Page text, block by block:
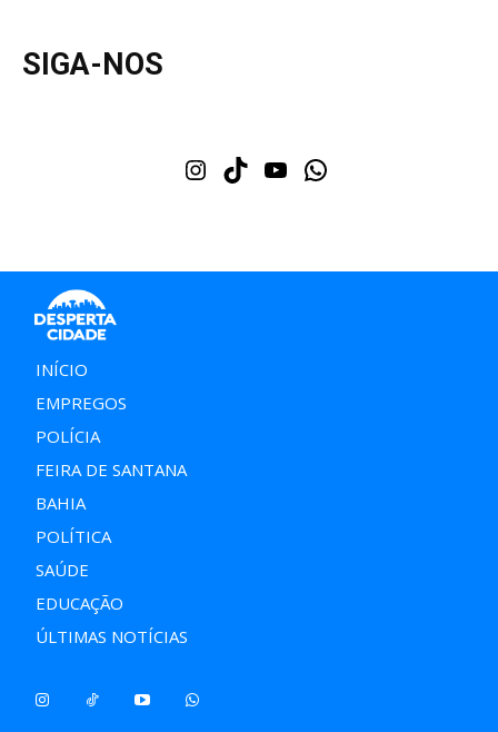
SIGA-NOS
Instagram
TikTok Youtube
INÍCIO
EMPREGOS
POLÍCIA
FEIRA DE SANTANA
BAHIA
POLÍTICA
SAÚDE
EDUCAÇÃO
ÚLTIMAS NOTÍCIAS